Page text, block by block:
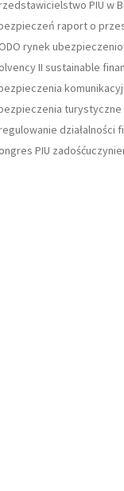
PIU w
raport o
rynek
II sustainable
turystyczne
działalności
PIU